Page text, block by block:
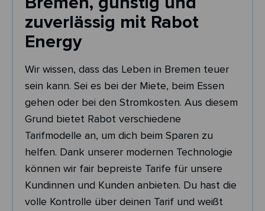
zuverlässig mit Rabot
Energy
Wir wissen, dass das Leben in Bremen teuer
sein kann. Sei es bei der Miete, beim Essen
gehen oder bei den Stromkosten. Aus diesem
Grund bietet Rabot verschiedene
Tarifmodelle an, um dich beim Sparen zu
helfen. Dank unserer modernen Technologie
können wir fair bepreiste Tarife für unsere
Kundinnen und Kunden anbieten. Du hast die
volle Kontrolle über deinen Tarif und weißt